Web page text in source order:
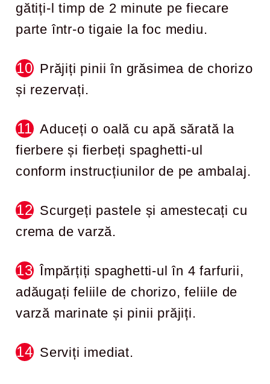
gătiți-l timp de 2 minute pe fiecare
parte într-o tigaie la foc mediu.
Prăjiți pinii în grăsimea de chorizo
și rezervați.
Aduceți o oală cu apă sărată la
fierbere și fierbeți spaghetti-ul
conform instrucțiunilor de pe ambalaj.
Scurgeți pastele și amestecați cu
crema de varză.
Împărțiți spaghetti-ul în 4 farfurii,
adăugați feliile de chorizo, feliile de
varză marinate și pinii prăjiți.
Serviți imediat.